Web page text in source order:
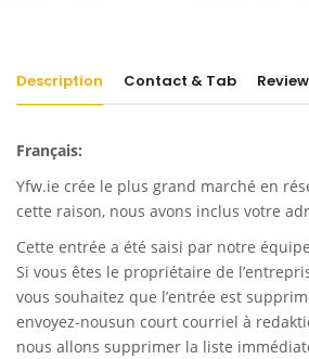
Description Contact & Tab
Français:
Yfw.ie crée le plus grand marché en
cette raison, nous avons inclus votre
Cette entrée a été saisi par notre
Si vous êtes le propriétaire de
vous souhaitez que l’entrée est
envoyez-nousun court courriel à
nous allons supprimer la liste